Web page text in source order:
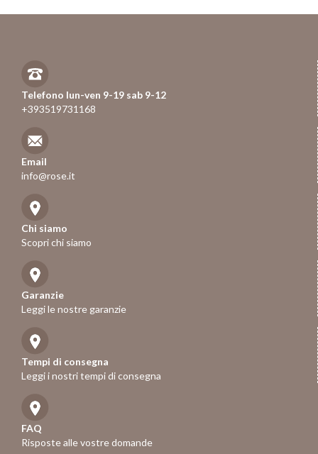
Telefono lun-ven 9-19 sab 9-12
+393519731168
Email
info@rose.it
Chi siamo
Scopri chi siamo
Garanzie
Leggi le nostre garanzie
Tempi di consegna
Leggi i nostri tempi di consegna
FAQ
Risposte alle vostre domande